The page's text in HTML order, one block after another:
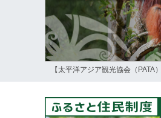
【太平洋アジア観光協会（PATA